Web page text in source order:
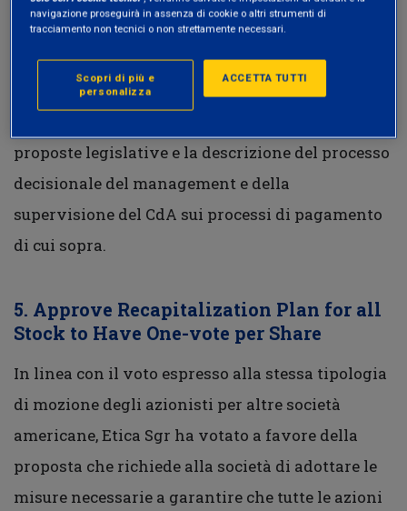
policy in materia di lobbying, i pagamenti
effettuati per attività di lobbying sia dirette sia
indirette, l’eventuale appartenenza della società
proposte legislative e la descrizione del processo
decisionale del management e della
supervisione del CdA sui processi di pagamento
di cui sopra.
5. Approve Recapitalization Plan for all
Stock to Have One-vote per Share
In linea con il voto espresso alla stessa tipologia
di mozione degli azionisti per altre società
americane, Etica Sgr ha votato a favore della
proposta che richiede alla società di adottare le
misure necessarie a garantire che tutte le azioni
navigazione proseguirà in assenza di cookie o altri strumenti di
tracciamento non tecnici o non strettamente necessari.
ACCETTA TUTTI
Scopri di più e
personalizza